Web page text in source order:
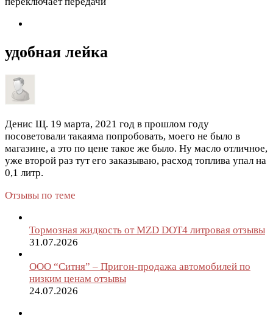
удобная лейка
Денис Щ. 19 марта, 2021 год в прошлом году
посоветовали такаяма попробовать, моего не было в
магазине, а это по цене такое же было. Ну масло отличное,
уже второй раз тут его заказываю, расход топлива упал на
0,1 литр.
Отзывы по теме
Тормозная жидкость от MZD DOT4 литровая отзывы
31.07.2026
ООО “Ситня” – Пригон-продажа автомобилей по
низким ценам отзывы
24.07.2026